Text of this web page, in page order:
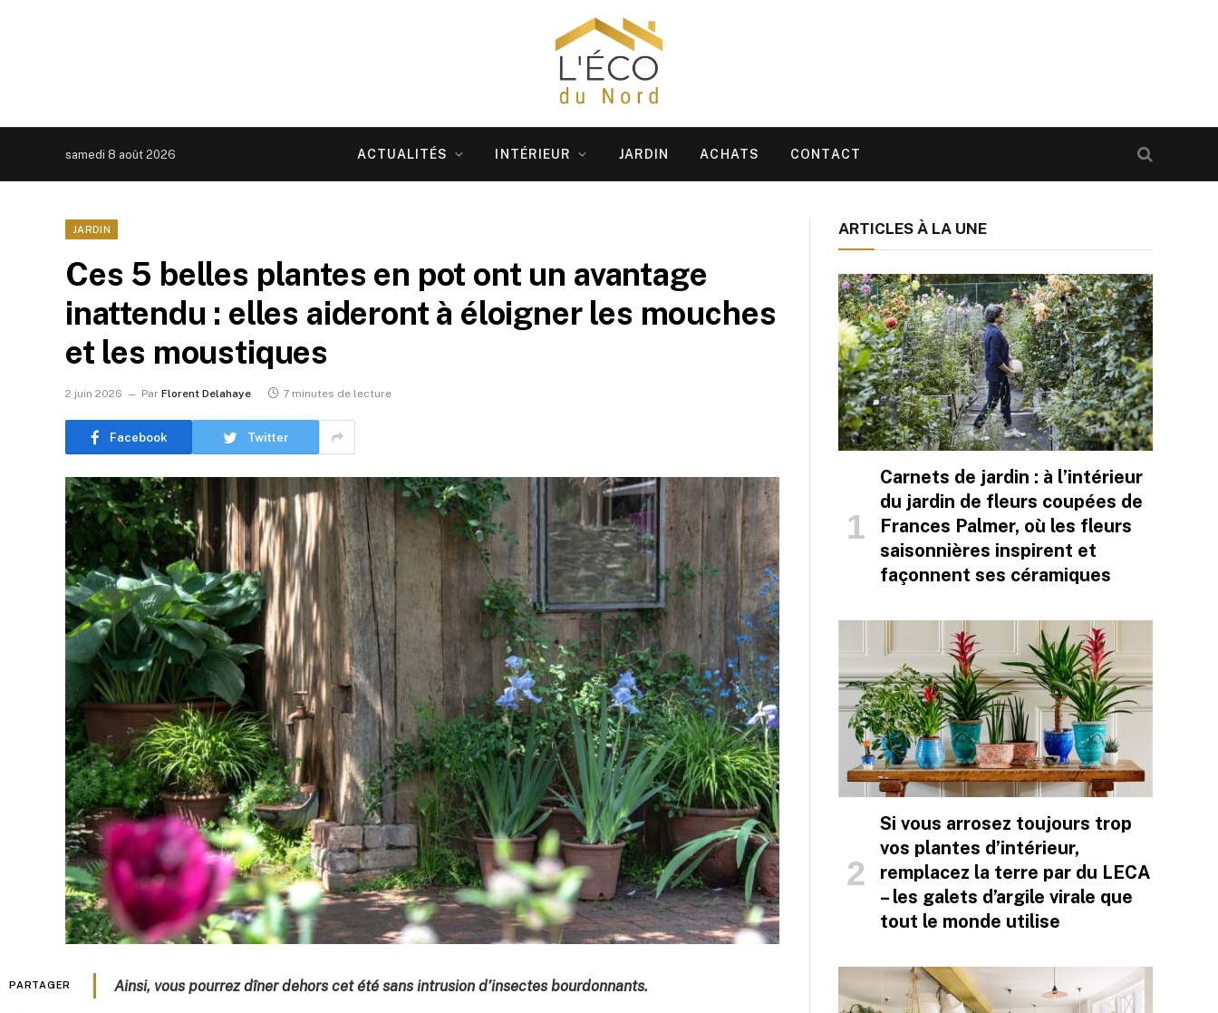
samedi 8 août 2026 ACTUALITÉS INTÉRIEUR JARDIN ACHATS CONTACT
JARDIN
Ces 5 belles plantes en pot ont un avantage
inattendu : elles aideront à éloigner les mouches
et les moustiques
2 juin 2026 Par Florent Delahaye 7 minutes de lecture
Facebook Twitter
PARTAGER Ainsi, vous pourrez dîner dehors cet été sans intrusion d’insectes bourdonnants.
ARTICLES À LA UNE
Carnets de jardin : à l’intérieur
du jardin de fleurs coupées de
Frances Palmer, où les fleurs
saisonnières inspirent et
façonnent ses céramiques
Si vous arrosez toujours trop
vos plantes d’intérieur,
remplacez la terre par du LECA
– les galets d’argile virale que
tout le monde utilise